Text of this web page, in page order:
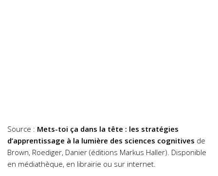
Source : Mets-toi ça dans la tête : les stratégies
d’apprentissage à la lumière des sciences cognitives de
Brown, Roediger, Danier (éditions Markus Haller). Disponible
en médiathèque, en librairie ou sur internet.